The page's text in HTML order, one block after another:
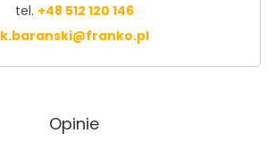
tel. +48 512 120 146
k.baranski@franko.pl
Opinie